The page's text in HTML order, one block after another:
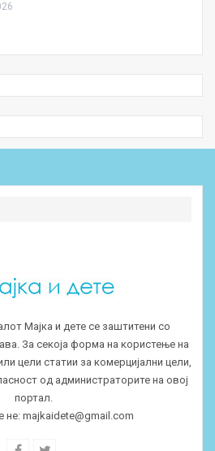
Мајка и дете се заштитени со
За секоја форма на користење на
цели статии за комерцијални цели,
од администраторите на овој
портал.
не:majkaidete@gmail.com